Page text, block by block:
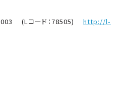
003 (Lコード：78505) http://l-